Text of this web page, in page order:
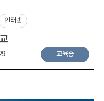
인터넷
교육중